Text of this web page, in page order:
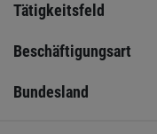
Tätigkeitsfeld
Beschäftigungsart
Bundesland